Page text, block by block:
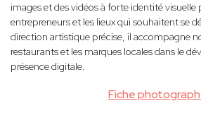
Fiche
images et des vidéos à forte identité visuelle
entrepreneurs et les lieux qui souhaitent se
direction artistique précise, il accompagne
restaurants et les marques locales dans le
présence digitale.